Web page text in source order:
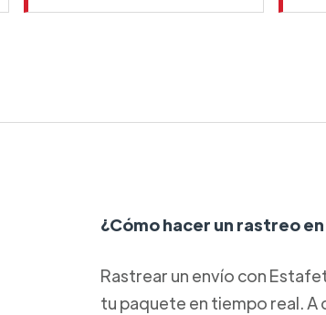
¿Cómo hacer un rastreo
Rastrear un envío con
tu paquete en tiempo real.